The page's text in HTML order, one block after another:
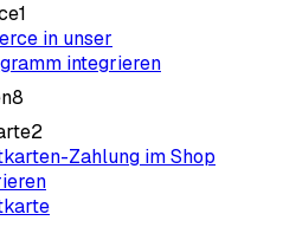
1
in unser
integrieren
8
2
Zahlung im Shop